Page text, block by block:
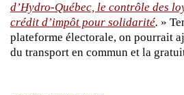
d’Hydro-Québec, le contrôle des
crédit d’impôt pour solidarité. »
plateforme électorale, on pourrait
du transport en commun et la